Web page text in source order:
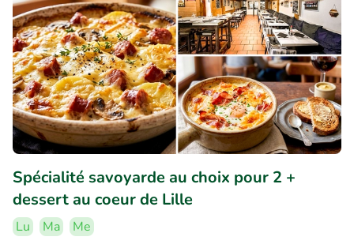
Spécialité savoyarde au choix pour 2 +
dessert au coeur de Lille
Lu Ma
Me